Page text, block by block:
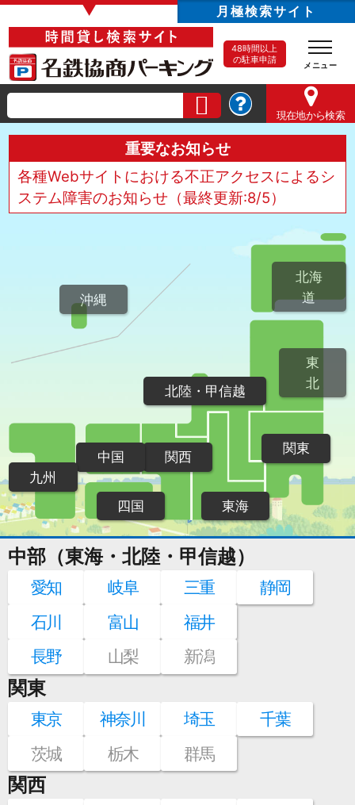
▼ 月極検索サイト
48時間以上
の駐車申請
現在地から検索
重要なお知らせ
各種Webサイトにおける不正アクセスによるシ
ステム障害のお知らせ（最終更新:8/5）
北海
道
東
北
関東
北陸・甲信越
東海
関西
中国
四国
九州
沖縄
中部（東海・北陸・甲信越）
愛知 岐阜 三重
静岡
石川
富山
福井
長野
山梨 新潟
関東
東京 神奈川 埼玉
千葉
茨城
栃木 群馬
関西